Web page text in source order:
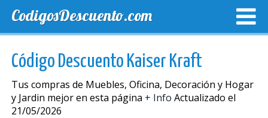
CodigosDescuento.com
Código Descuento Kaiser Kraft
Tus compras de Muebles, Oficina, Decoración y Hogar
y Jardin mejor en esta página + Info Actualizado el
21/05/2026